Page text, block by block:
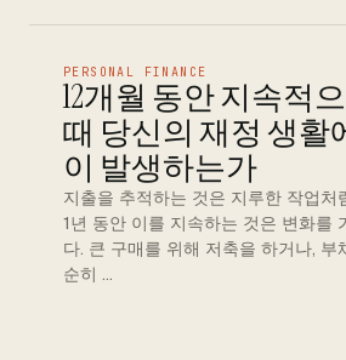
PERSONAL FINANCE
12개월 동안 지속적
때 당신의 재정 생활
이 발생하는가
지출을 추적하는 것은 지루한 작업처
1년 동안 이를 지속하는 것은 변화를
다. 큰 구매를 위해 저축을 하거나, 부
순히 …